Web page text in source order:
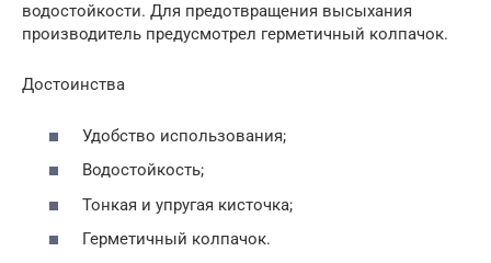
водостойкости. Для предотвращения высыхания
производитель предусмотрел герметичный колпачок.
Достоинства
Удобство использования;
Водостойкость;
Тонкая и упругая кисточка;
Герметичный колпачок.